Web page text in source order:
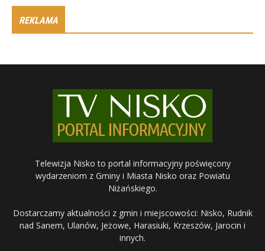
REKLAMA
Telewizja Nisko to portal informacyjny poświęcony
wydarzeniom z Gminy i Miasta Nisko oraz Powiatu
Niżańskiego.
Dostarczamy aktualności z gmin i miejscowości: Nisko, Rudnik
nad Sanem, Ulanów, Jeżowe, Harasiuki, Krzeszów, Jarocin i
innych.